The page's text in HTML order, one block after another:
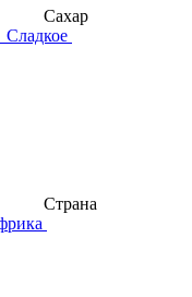
Сахар
Сладкое
Страна